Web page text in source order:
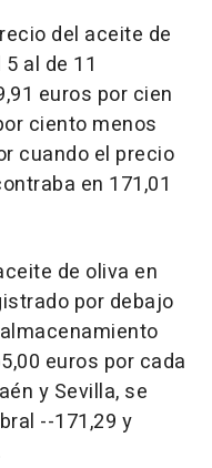
del aceite de
al de 11
euros por cien
ciento menos
cuando el precio
en 171,01
de oliva en
por debajo
euros por cada
y Sevilla, se
--171,29 y